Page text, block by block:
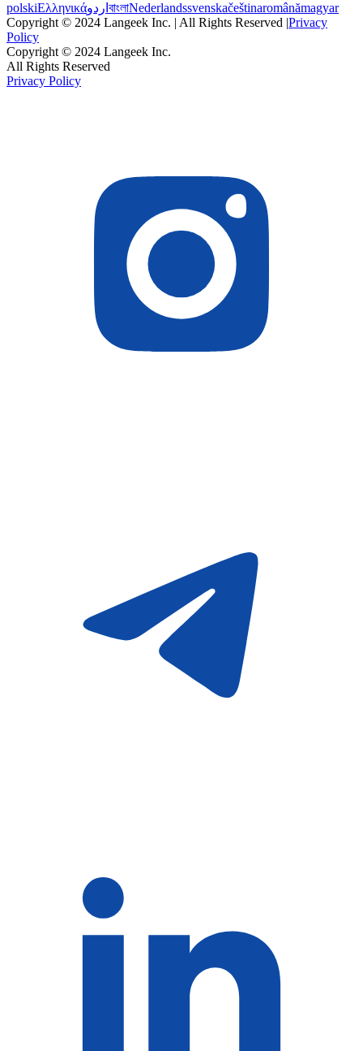
polskiΕλληνικάاردو বাংলাNederlandssvenskačeštinaromânămagyar
Copyright © 2024 Langeek Inc. | All Rights Reserved |Privacy
Policy
Copyright © 2024 Langeek Inc.
All Rights Reserved
Privacy Policy